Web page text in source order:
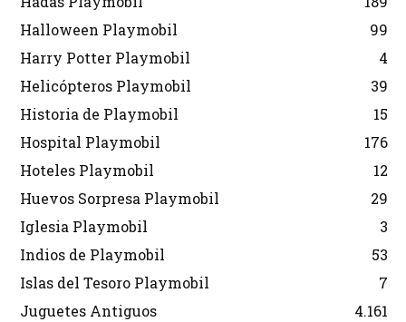
Halloween Playmobil
99
Harry Potter Playmobil
4
Helicópteros Playmobil
39
Historia de Playmobil
15
Hospital Playmobil
176
Hoteles Playmobil
12
Huevos Sorpresa Playmobil
29
Iglesia Playmobil
3
Indios de Playmobil
53
Islas del Tesoro Playmobil
7
Juguetes Antiguos
4.161